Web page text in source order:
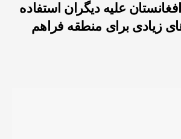
علیه دیگران استفاده
زیادی برای منطقه فراهم